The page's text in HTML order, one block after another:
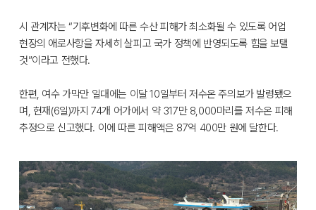
시 관계자는 “기후변화에 따른 수산 피해가 최소화될 수 있도록 어업
현장의 애로사항을 자세히 살피고 국가 정책에 반영되도록 힘을 보탤
것”이라고 전했다.
한편, 여수 가막만 일대에는 이달 10일부터 저수온 주의보가 발령됐으
며, 현재(6일)까지 74개 어가에서 약 317만 8,000마리를 저수온 피해
추정으로 신고했다. 이에 따른 피해액은 87억 400만 원에 달한다.